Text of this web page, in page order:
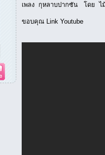
เพลง กุหลาบปากซัน โดย ไม้
ขอบคุณ Link Youtube